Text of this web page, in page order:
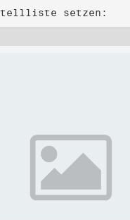
setzen: